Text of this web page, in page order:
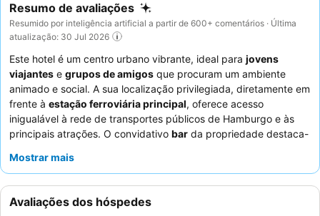
Resumo de avaliações
Resumido por inteligência artificial a partir de 600+ comentários · Última
atualização: 30 Jul 2026
Este hotel é um centro urbano vibrante, ideal para jovens
viajantes e grupos de amigos que procuram um ambiente
animado e social. A sua localização privilegiada, diretamente em
frente à estação ferroviária principal, oferece acesso
inigualável à rede de transportes públicos de Hamburgo e às
principais atrações. O convidativo bar da propriedade destaca-
fresco e social para os hóspedes relaxarem e conviverem. Os
serviço
, destacando frequentemente a simpatia e a
prestabilidade excecionais da equipa, enquanto a equipa do
Mostrar mais
Avaliações dos hóspedes